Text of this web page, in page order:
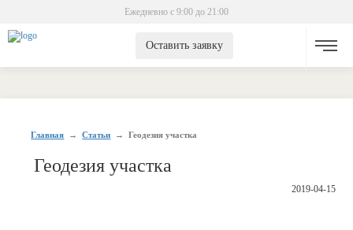
Ежедневно с 9:00 до 21:00
Оставить заявку
Главная → Статьи → Геодезия участка
Геодезия участка
2019-04-15